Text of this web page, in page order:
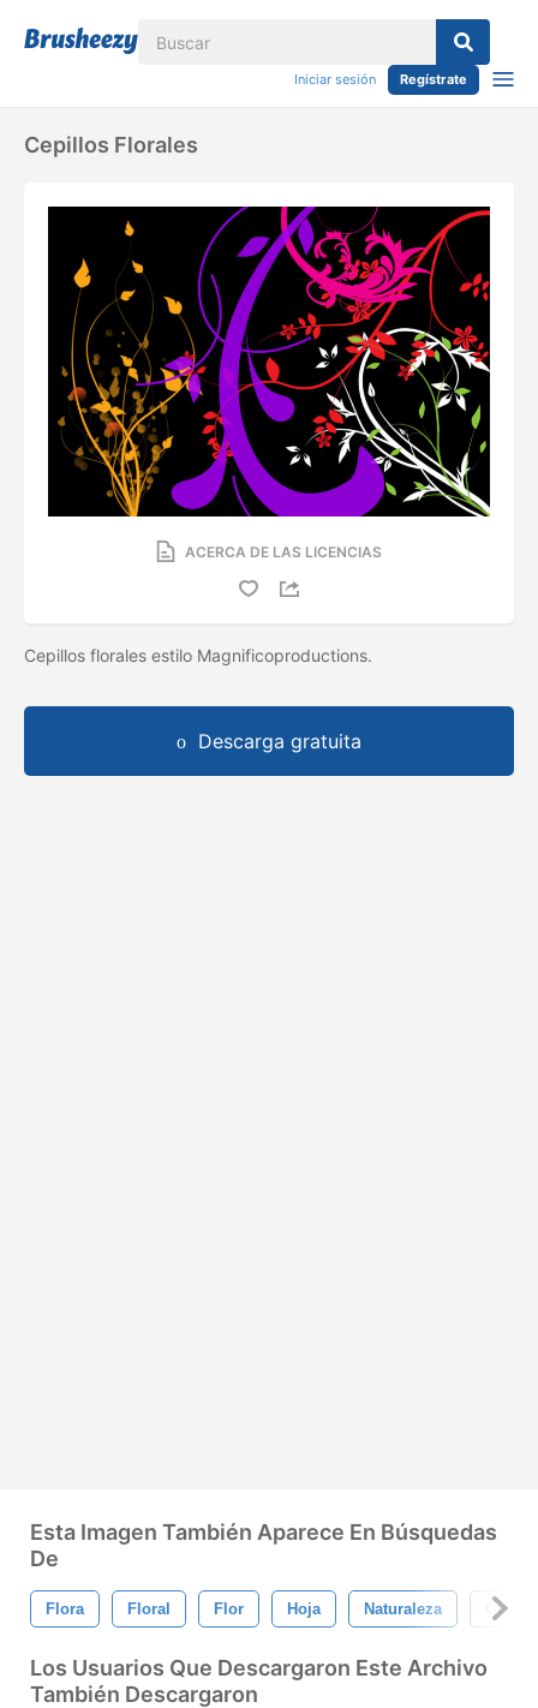
Iniciar sesión Regístrate
Cepillos Florales
ACERCA DE LAS LICENCIAS
Cepillos florales estilo Magnificoproductions.
Descarga gratuita
Esta Imagen También Aparece En Búsquedas
De
Flora Floral Flor Hoja Naturaleza
Los Usuarios Que Descargaron Este Archivo
También Descargaron